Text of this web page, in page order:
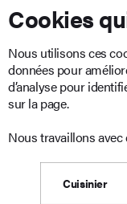
Cookies
Nous utilisons ces
données pour
d’analyse pour
sur la page.
Nous travaillons
Cuisinier